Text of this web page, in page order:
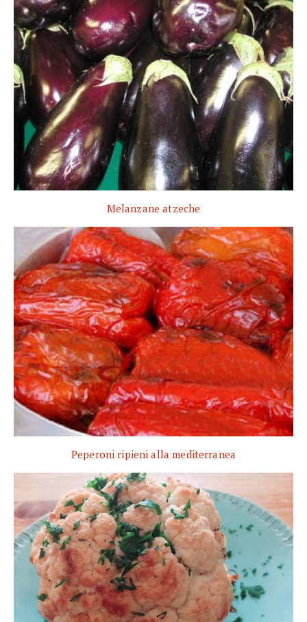
Melanzane atzeche
Peperoni ripieni alla mediterranea